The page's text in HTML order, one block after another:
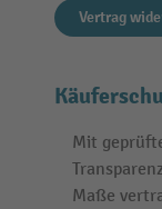
Vertrag
Mit
Maße